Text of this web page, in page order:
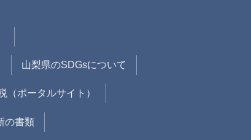
山梨県のSDGsについて
（ポータルサイト）
の書類